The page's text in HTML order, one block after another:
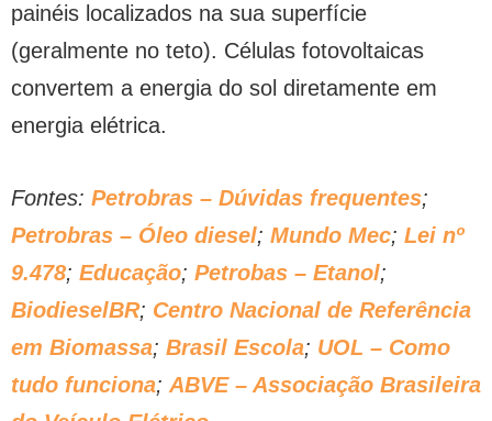
painéis localizados na sua superfície
(geralmente no teto). Células fotovoltaicas
convertem a energia do sol diretamente em
energia elétrica.
Fontes: Petrobras – Dúvidas frequentes;
Petrobras – Óleo diesel; Mundo Mec; Lei nº
9.478; Educação; Petrobas – Etanol;
BiodieselBR; Centro Nacional de Referência
em Biomassa; Brasil Escola; UOL – Como
tudo funciona; ABVE – Associação Brasileira